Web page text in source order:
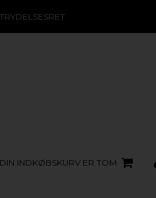
DIN INDKØBSKURV ER TOM